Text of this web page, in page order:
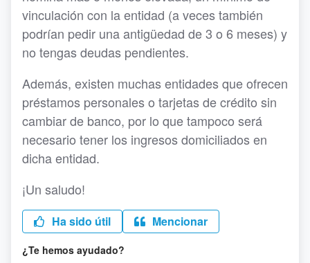
vinculación con la entidad (a veces también
podrían pedir una antigüedad de 3 o 6 meses) y
no tengas deudas pendientes.
Además, existen muchas entidades que ofrecen
préstamos personales o tarjetas de crédito sin
cambiar de banco, por lo que tampoco será
necesario tener los ingresos domiciliados en
dicha entidad.
¡Un saludo!
Ha sido útil Mencionar
¿Te hemos ayudado?